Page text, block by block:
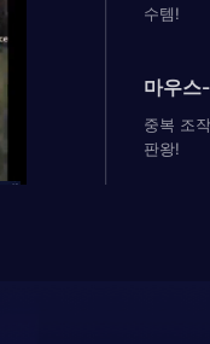
수템!
마우스
중복 조
판왕!